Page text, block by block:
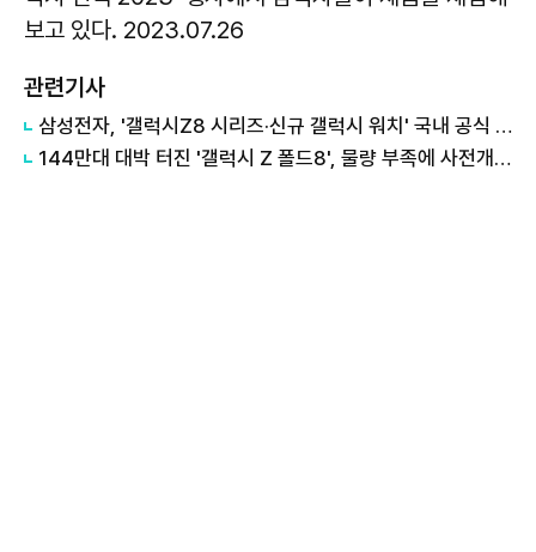
보고 있다. 2023.07.26
관련기사
삼성전자, '갤럭시Z8 시리즈·신규 갤럭시 워치' 국내 공식 출시
144만대 대박 터진 '갤럭시 Z 폴드8', 물량 부족에 사전개통 기한 늘린다